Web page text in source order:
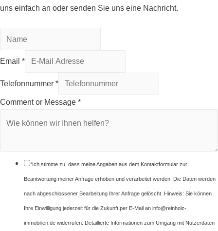
uns einfach an oder senden Sie uns eine Nachricht.
Email *
Telefonnummer *
Comment or Message *
*Ich stimme zu, dass meine Angaben aus dem Kontaktformular zur
Beantwortung meiner Anfrage erhoben und verarbeitet werden. Die Daten werden
nach abgeschlossener Bearbeitung Ihrer Anfrage gelöscht. Hinweis: Sie können
Ihre Einwilligung jederzeit für die Zukunft per E-Mail an info@reinholz-
immobilien.de widerrufen. Detaillierte Informationen zum Umgang mit Nutzerdaten